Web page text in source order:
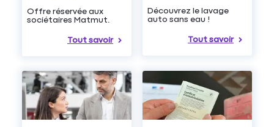
Offre réservée aux
sociétaires Matmut.
Tout savoir
Découvrez le lavage
auto sans eau !
Tout savoir